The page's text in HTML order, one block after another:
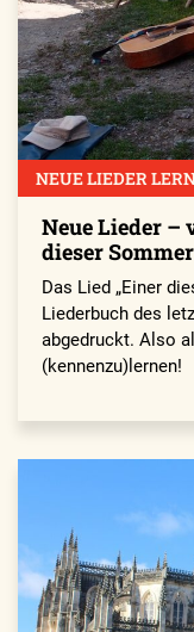
NEUE LIEDER
Neue Lieder –
dieser
Das Lied „Einer
Liederbuch des
abgedruckt. Also
(kennenzu)lernen!